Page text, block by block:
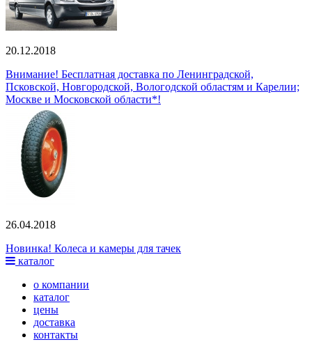
20.12.2018
Внимание! Бесплатная доставка по Ленинградской,
Псковской, Новгородской, Вологодской областям и Карелии;
Москве и Московской области*!
26.04.2018
Новинка! Колеса и камеры для тачек
каталог
о компании
каталог
цены
доставка
контакты